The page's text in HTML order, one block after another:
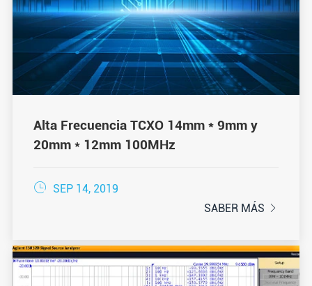
Alta Frecuencia TCXO 14mm * 9mm y
20mm * 12mm 100MHz
 SEP 14, 2019
SABER MÁS
